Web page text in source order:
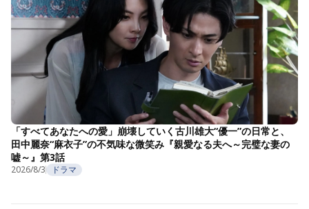
「すべてあなたへの愛」崩壊していく古川雄大“優一”の日常と、
田中麗奈“麻衣子”の不気味な微笑み『親愛なる夫へ～完璧な妻の
嘘～』第3話
2026/8/3 ドラマ